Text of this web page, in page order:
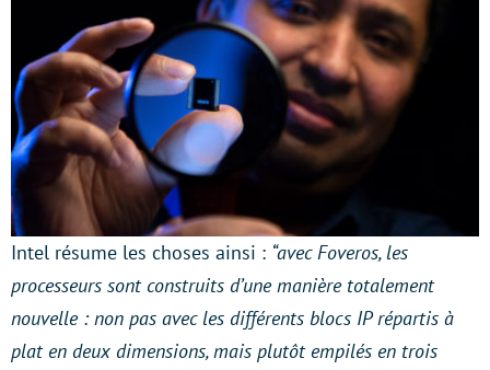
Intel résume les choses ainsi : “avec Foveros, les
processeurs sont construits d’une manière totalement
nouvelle : non pas avec les différents blocs IP répartis à
plat en deux dimensions, mais plutôt empilés en trois